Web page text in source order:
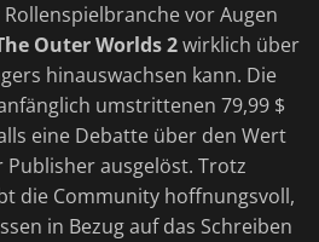
vor Augen
Outer Worlds 2wirklich über
hinauswachsen kann. Die
umstrittenen 79,99 $
eine Debatte über den Wert
ausgelöst. Trotz
die Community hoffnungsvoll,
in Bezug auf das Schreiben